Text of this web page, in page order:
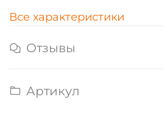
Все характеристики
Отзывы
Артикул